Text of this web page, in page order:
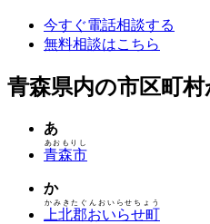
今すぐ電話相談する
無料相談はこちら
青森県内の市区町
あ
青森市
あおもりし
か
上北郡おいらせ町
かみきたぐんおいらせちょう